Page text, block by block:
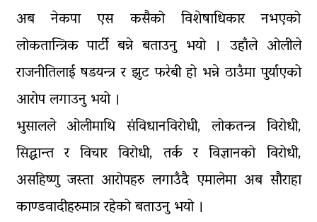
अब नेकपा एस कसैको विशेषाधिकार नभएको
लोकतान्त्रिक पार्टी बन्ने बताउनु भयो । उहाँले ओलीले
राजनीतिलाई षडयन्त्र र झुट फरेबी हो भन्ने ठाउँमा पुर्याएको
आरोप लगाउनु भयो ।
भुसालले ओलीमाथि संविधानविरोधी, लोकतन्त्र विरोधी,
सिद्धान्त र विचार विरोधी, तर्क र विज्ञानको विरोधी,
असहिष्णु जस्ता आरोपहरु लगाउँदै एमालेमा अब सौराहा
काण्डवादीहरुमात्र रहेको बताउनु भयो ।